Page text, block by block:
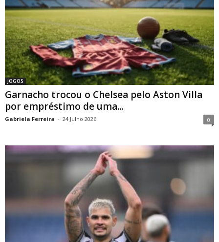
JOGOS
Garnacho trocou o Chelsea pelo Aston Villa
por empréstimo de uma...
Gabriela Ferreira - 24 Julho 2026 0